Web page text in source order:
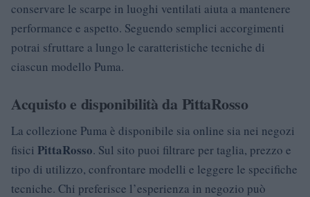
conservare le scarpe in luoghi ventilati aiuta a mantenere
performance e aspetto. Seguendo semplici accorgimenti
potrai sfruttare a lungo le caratteristiche tecniche di
ciascun modello Puma.
Acquisto e disponibilità da PittaRosso
La collezione Puma è disponibile sia online sia nei negozi
fisici PittaRosso. Sul sito puoi filtrare per taglia, prezzo e
tipo di utilizzo, confrontare modelli e leggere le specifiche
tecniche. Chi preferisce l’esperienza in negozio può